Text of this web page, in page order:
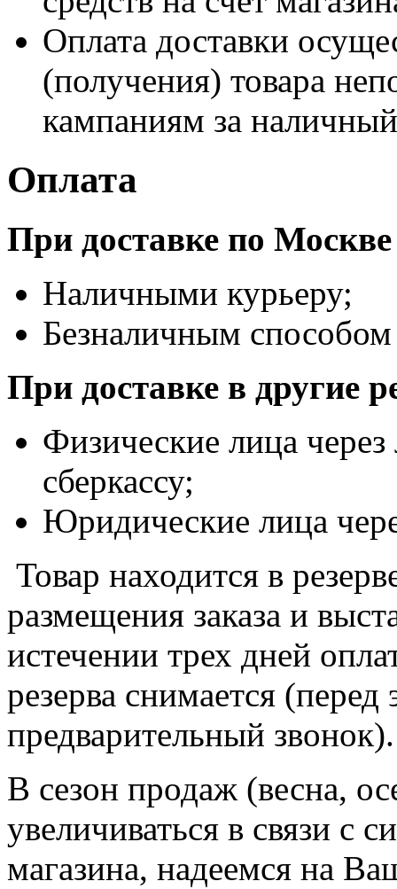
Оплата доставки
(получения) товара
кампаниям за наличный
Оплата
При доставке по
Наличными курьеру;
Безналичным
При доставке в другие
Физические лица
сберкассу;
Юридические лица
Товар находится в
размещения заказа и
истечении трех дней
резерва снимается
предварительный звонок).
В сезон продаж (весна,
увеличиваться в связи с
магазина, надеемся на